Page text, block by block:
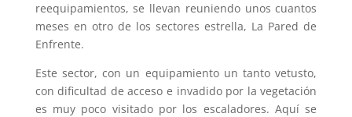
reequipamientos, se llevan reuniendo unos cuantos
meses en otro de los sectores estrella, La Pared de
Enfrente.
Este sector, con un equipamiento un tanto vetusto,
con dificultad de acceso e invadido por la vegetación
es muy poco visitado por los escaladores. Aquí se